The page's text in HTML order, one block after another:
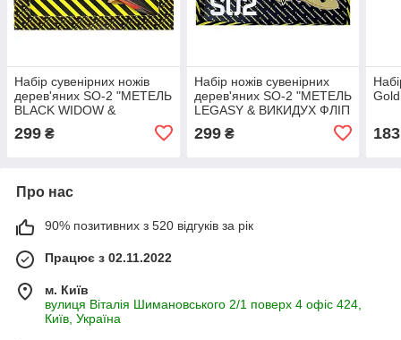
Набір сувенірних ножів
дерев'яних SO-2 "МЕТЕЛЬ
BLACK WIDOW &
КЕРАМБІТ GOLD" SO2-12-
B
299 ₴
Набір ножів сувенірних
дерев'яних SO-2 "МЕТЕЛЬ
LEGASY & ВИКИДУХ ФЛІП
299₴ 183
Про нас
90% позитивних з 520 відгуків за рік
Працює з 02.11.2022
м. Київ
вулиця Віталія Шимановського 2/1 поверх 4 офіс 424,
Київ, Україна